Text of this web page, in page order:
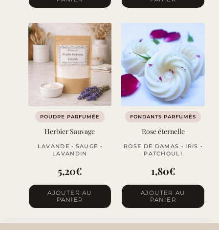
POUDRE PARFUMÉE
Herbier Sauvage
LAVANDE • SAUGE •
LAVANDIN
5,20€
AJOUTER AU
PANIER
FONDANTS PARFUMÉS
Rose éternelle
ROSE DE DAMAS • IRIS •
PATCHOULI
1,80€
AJOUTER AU
PANIER